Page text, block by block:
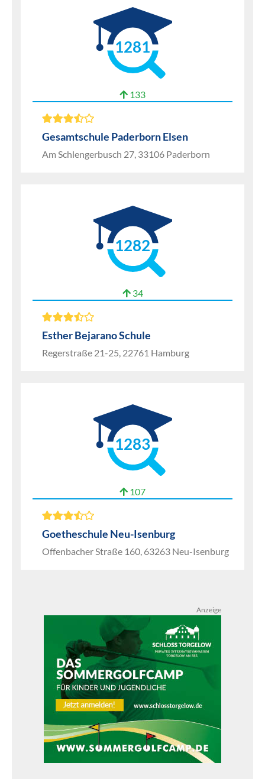
1281
133
Gesamtschule Paderborn Elsen
Am Schlengerbusch 27, 33106 Paderborn
1282
34
Esther Bejarano Schule
Regerstraße 21-25, 22761 Hamburg
1283
107
Goetheschule Neu-Isenburg
Offenbacher Straße 160, 63263 Neu-Isenburg
Anzeige